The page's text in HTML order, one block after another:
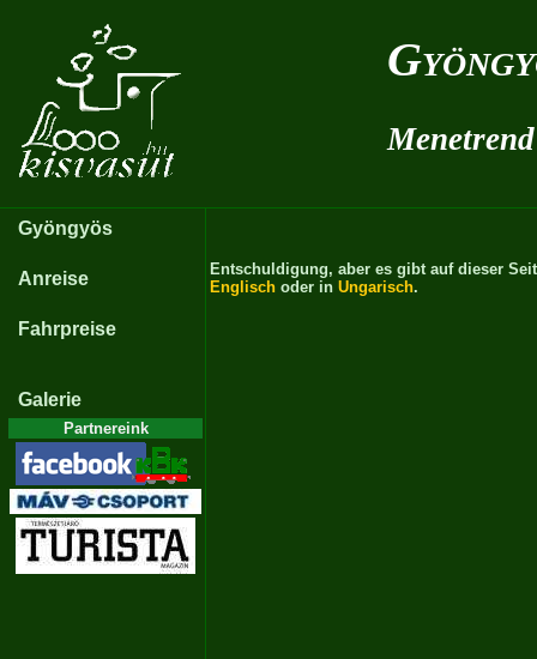
Menetrend
Gyöngyös
Anreise
Fahrpreise
Galerie
Partnereink
Entschuldigung, aber es gibt auf dieser
Englisch oder in Ungarisch.